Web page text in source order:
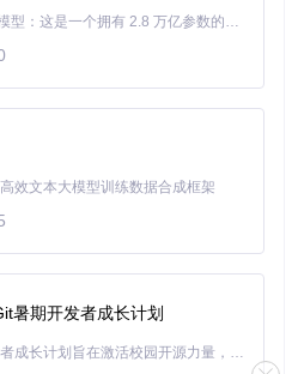
Kimi K3 是Kimi能力最强的模型：这是一个拥有 2.8 万亿参数的混合专家（MoE）模型，具备原生视觉理解能力，并支持 100 万 token 的上下文窗口。
效文本大模型训练数据合成框架
暑期开发者成长计划
「源启盛夏」暑期校园开发者成长计划旨在激活校园开源力量，通过积分激励、认证扶持、资源倾斜等形式，引导高校组织和开发者完成「入驻 — 建项目 — 做贡献 — 获认证 — 得资源」的完整闭环。无论你是想带领社团入驻平台的组织者，还是希望用代码贡献证明自己的开发者，都能在这里找到属于你的成长路径。